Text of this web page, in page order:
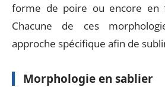
forme de poire ou encore en
Chacune de ces
approche spécifique afin de
Morphologie en sablier